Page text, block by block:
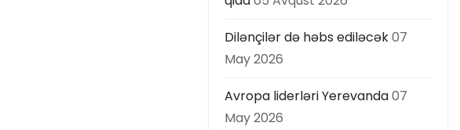
Dilənçilər də həbs ediləcək07
May 2026
Avropa liderləri Yerevanda07
May 2026